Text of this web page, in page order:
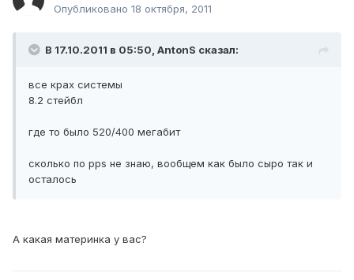
Опубликовано 18 октября, 2011
В 17.10.2011 в 05:50, AntonS сказал:
все крах системы
8.2 стейбл
где то было 520/400 мегабит
сколько по pps не знаю, вообщем как было сыро так и
осталось
А какая материнка у вас?